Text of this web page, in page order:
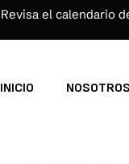
Revisa el calendario
INICIO NOSOTROS